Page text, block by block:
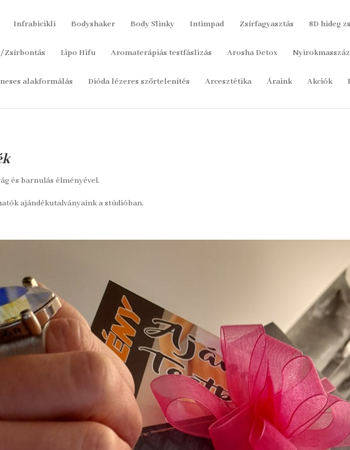
Infrabicikli Bodyshaker Body Slinky Intimpad Zsírfagyasztás 8D hideg
Zsírbontás Lipo Hifu Aromaterápiás testfáslizás Arosha Detox
alakformálás Dióda lézeres szőrtelenítés Arcesztétika Áraink Akciók
és barnulás élményével.
ajándékutalványaink a stúdióban.